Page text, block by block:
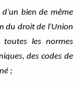
bien de même
du droit de l'Union
les normes
des codes de
;